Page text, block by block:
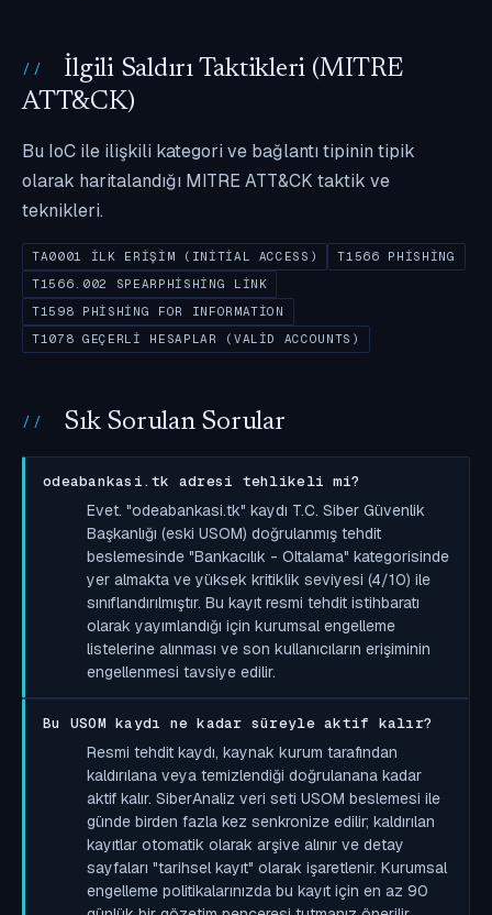
İlgili Saldırı Taktikleri (MITRE
ATT&CK)
Bu IoC ile ilişkili kategori ve bağlantı tipinin tipik
olarak haritalandığı MITRE ATT&CK taktik ve
teknikleri.
TA0001 İLK ERIŞIM (INITIAL ACCESS)
T1566 PHISHING
T1566.002 SPEARPHISHING LINK
T1598 PHISHING FOR INFORMATION
T1078 GEÇERLI HESAPLAR (VALID ACCOUNTS)
Sık Sorulan Sorular
odeabankasi.tk adresi tehlikeli mi?
Evet. "odeabankasi.tk" kaydı T.C. Siber Güvenlik
Başkanlığı (eski USOM) doğrulanmış tehdit
beslemesinde "Bankacılık - Oltalama" kategorisinde
yer almakta ve yüksek kritiklik seviyesi (4/10) ile
sınıflandırılmıştır. Bu kayıt resmi tehdit istihbaratı
olarak yayımlandığı için kurumsal engelleme
listelerine alınması ve son kullanıcıların erişiminin
engellenmesi tavsiye edilir.
Bu USOM kaydı ne kadar süreyle aktif kalır?
Resmi tehdit kaydı, kaynak kurum tarafından
kaldırılana veya temizlendiği doğrulanana kadar
aktif kalır. SiberAnaliz veri seti USOM beslemesi ile
günde birden fazla kez senkronize edilir; kaldırılan
kayıtlar otomatik olarak arşive alınır ve detay
sayfaları "tarihsel kayıt" olarak işaretlenir. Kurumsal
engelleme politikalarınızda bu kayıt için en az 90